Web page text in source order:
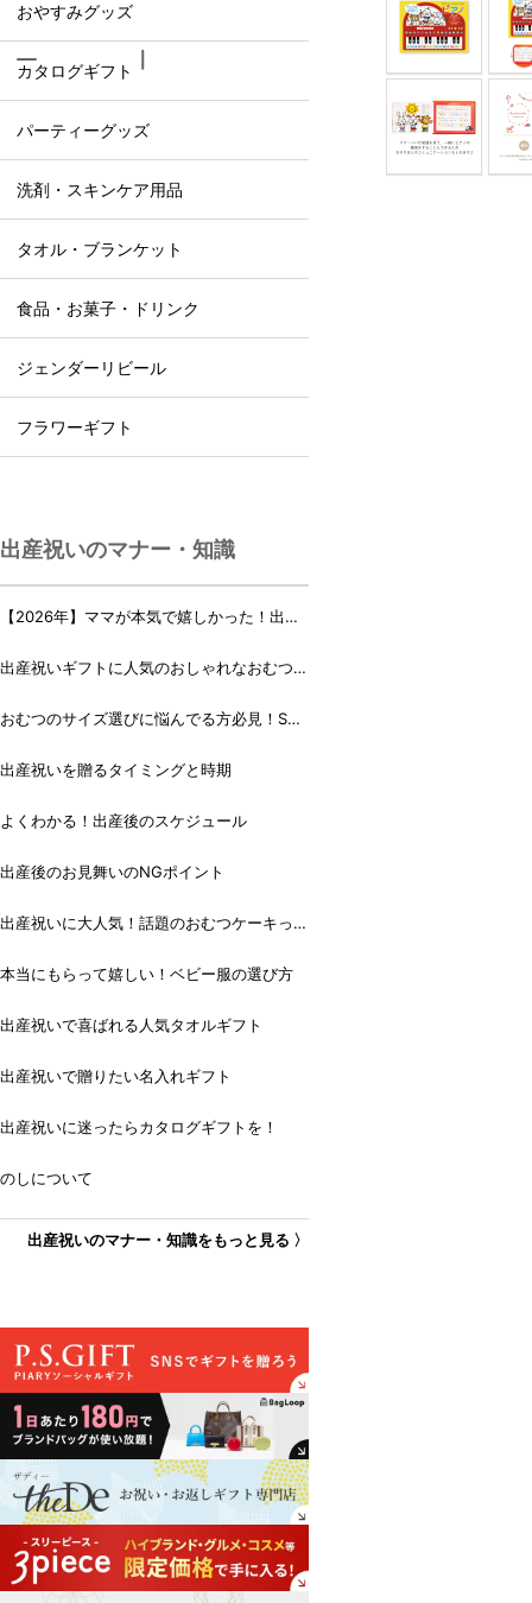
おやすみグッズ
カタログギフト
パーティーグッズ
洗剤・スキンケア用品
タオル・ブランケット
食品・お菓子・ドリンク
ジェンダーリビール
フラワーギフト
出産祝いのマナー・知識
【2026年】ママが本気で嬉しかった！出産
出産祝いギフトに人気のおしゃれなおむつケ
おむつのサイズ選びに悩んでる方必見！Sサ
出産祝いを贈るタイミングと時期
よくわかる！出産後のスケジュール
出産後のお見舞いのNGポイント
出産祝いに大人気！話題のおむつケーキっ
本当にもらって嬉しい！ベビー服の選び方
出産祝いで喜ばれる人気タオルギフト
出産祝いで贈りたい名入れギフト
出産祝いに迷ったらカタログギフトを！
のしについて
出産祝いのマナー・知識をもっと見る 〉